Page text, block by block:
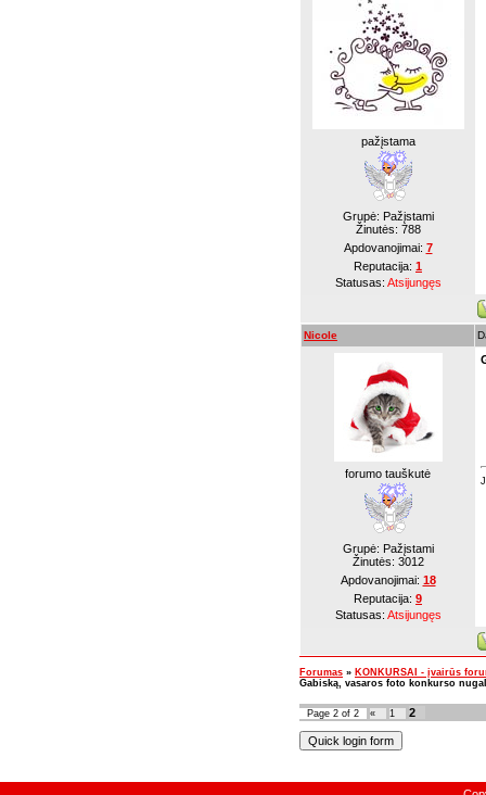
pažįstama
Grupė: Pažįstami
Žinutės: 788
Apdovanojimai: 7
Reputacija: 1
Statusas: Atsijungęs
Nicole
forumo tauškutė
Grupė: Pažįstami
Žinutės: 3012
Apdovanojimai: 18
Reputacija: 9
Statusas: Atsijungęs
Forumas » KONKURSAI - įvairūs
Gabiską, vasaros foto konkurso
Page 2 of 2 « 1 2